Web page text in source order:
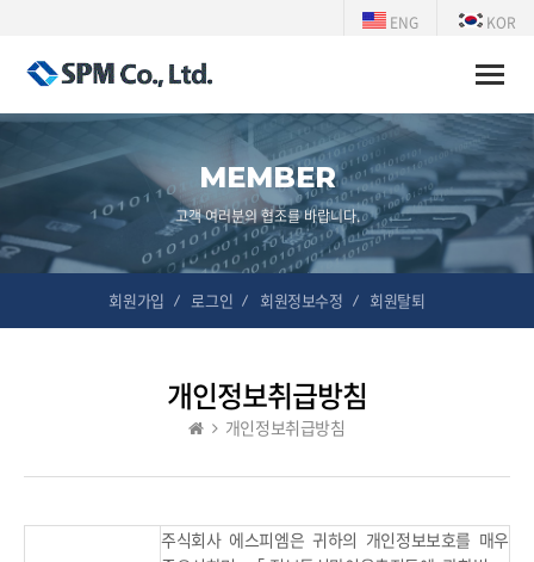
ENG KOR
Toggle
MEMBER
고객 여러분의 협조를 바랍니다.
회원가입 로그인 회원정보수정 회원탈퇴
개인정보취급방침
개인정보취급방침
주식회사 에스피엠은 귀하의 개인정보보호를 매우